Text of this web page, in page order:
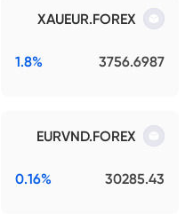
XAUEUR.FOREX
3756.6987
1.8%
EURVND.FOREX
30285.43
0.16%